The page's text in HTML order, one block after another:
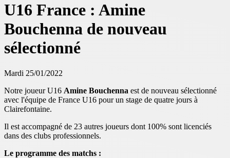
U16 France : Amine
Bouchenna de nouveau
sélectionné
Mardi 25/01/2022
Notre joueur U16 Amine Bouchenna est de nouveau sélectionné
avec l'équipe de France U16 pour un stage de quatre jours à
Clairefontaine.
Il est accompagné de 23 autres joueurs dont 100% sont licenciés
dans des clubs professionnels.
Le programme des matchs :